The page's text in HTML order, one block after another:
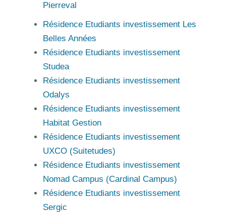
Pierreval
Résidence Etudiants investissement Les
Belles Années
Résidence Etudiants investissement
Studea
Résidence Etudiants investissement
Odalys
Résidence Etudiants investissement
Habitat Gestion
Résidence Etudiants investissement
UXCO (Suitetudes)
Résidence Etudiants investissement
Nomad Campus (Cardinal Campus)
Résidence Etudiants investissement
Sergic